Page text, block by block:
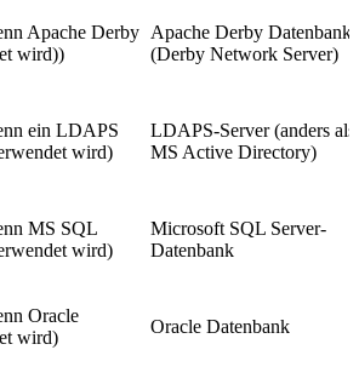
Apache Derby
wird))
Apache Derby Datenbank
(Derby Network Server)
ein LDAPS
wird)
LDAPS-Server (anders als
MS Active Directory)
MS SQL
wird)
Microsoft SQL Server-
Datenbank
Oracle
wird)
Oracle Datenbank